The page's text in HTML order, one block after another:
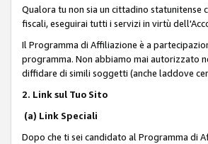
Qualora tu non sia un cittadino statunitense
fiscali, eseguirai tutti i servizi in virtù
Il Programma di Affiliazione è a
programma. Non abbiamo mai autorizzato
diffidare di simili soggetti (anche laddove
2. Link sul Tuo Sito
(a) Link Speciali
Dopo che ti sei candidato al Programma di